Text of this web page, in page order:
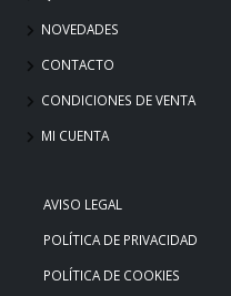
NOVEDADES
CONTACTO
CONDICIONES DE VENTA
MI CUENTA
AVISO LEGAL
POLÍTICA DE PRIVACIDAD
POLÍTICA DE COOKIES